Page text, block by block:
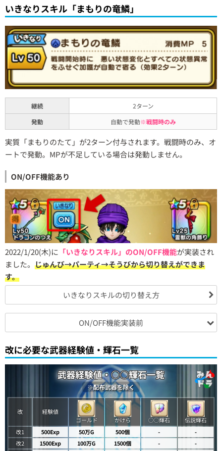
いきなりスキル「まもりの竜鱗」
継続
2ターン
発動
自動で発動※戦闘時のみ
実質「まもりのたて」が2ターン付与されます。戦闘時のみ、オ
ートで発動。MPが不足している場合は発動しません。
ON/OFF機能あり
2022/1/20(木)に 「いきなりスキル」のON/OFF機能が実装され
ました。 じゅんび→パーティ→そうびから切り替えができま
す。
いきなりスキルの切り替え方
ON/OFF機能実装前
改に必要な武器経験値・輝石一覧
武器経験値・○○輝石一覧
※配布武器を除く
改
経験値
ゴールド
かけら ○○輝石
伝説輝石
改1
500Exp 50万G 500個 -
-
改2
1500Exp 100万G 1500個 -
-